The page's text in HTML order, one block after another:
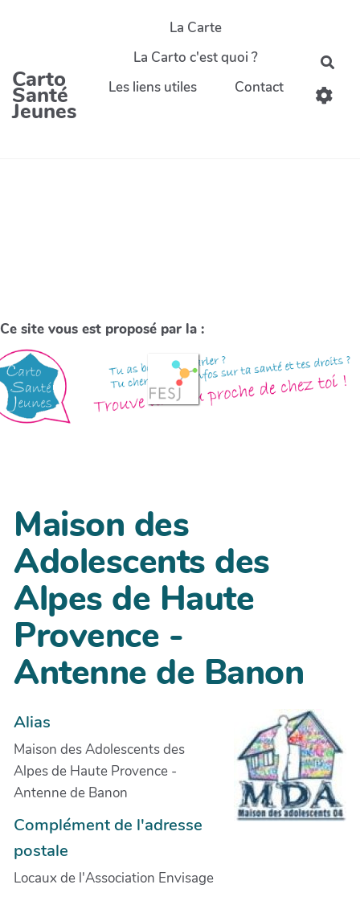
Carto
Santé
Jeunes
La Carte
La Carto c'est quoi ?
Les liens utiles
Contact
Ce site vous est proposé par la :
Maison des
Adolescents des
Alpes de Haute
Provence -
Antenne de Banon
Alias
Maison des Adolescents des
Alpes de Haute Provence -
Antenne de Banon
Complément de l'adresse
postale
Locaux de l'Association Envisage